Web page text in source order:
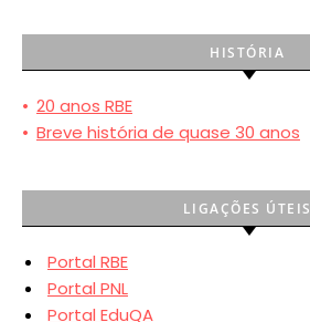
HISTÓRIA
• 20 anos RBE
• Breve história de quase 30 anos
LIGAÇÕES ÚTEIS
Portal RBE
Portal PNL
Portal EduQA